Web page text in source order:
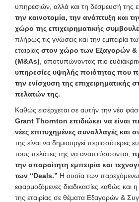
υπηρεσιών, αλλά και τη δέσμευσή της
την καινοτομία, την ανάπτυξη και
χώρο της επιχειρηματικής
πλήρως τις γνώσεις και την εμπειρία
εταιρίας στον χώρο των Εξαγορών &
(M&As) , αποτυπώνοντας πιο
υπηρεσίες υψηλής ποιότητας που
την ενίσχυση της επιχειρηματικής
πελατών της.
Καθώς εισέρχεται σε αυτήν την νέα
Grant Thornton επιδιώκει να είναι
νέες επιτυχημένες συναλλαγές και
της είναι να δημιουργεί περισσότερες
τους πελάτες της να αναπτύσσονται,
την απαραίτητη εμπειρία και
των “Deals.” Η ουσία των
εφαρμοζόμενες διαδικασίες καθώς και η
της εταιρίας σε θέματα Εξαγορών &